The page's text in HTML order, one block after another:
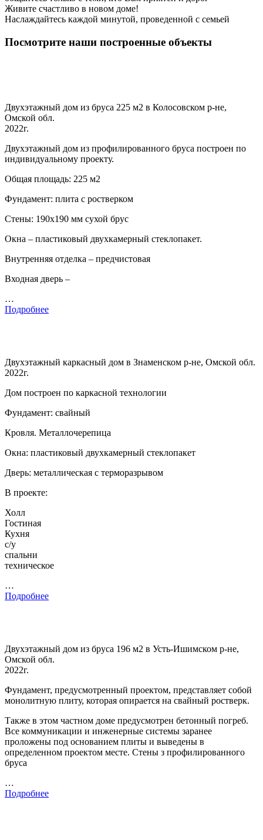
Живите счастливо в новом доме!
Наслаждайтесь каждой минутой, проведенной с семьей
Посмотрите наши построенные объекты
Двухэтажный дом из бруса 225 м2 в Колосовском р-не,
Омской обл.
2022г.
Двухэтажный дом из профилированного бруса построен по
индивидуальному проекту.
Общая площадь: 225 м2
Фундамент: плита с ростверком
Стены: 190х190 мм сухой брус
Окна – пластиковый двухкамерный стеклопакет.
Внутренняя отделка – предчистовая
Входная дверь –
…
Подробнее
Двухэтажный каркасный дом в Знаменском р-не, Омской обл.
2022г.
Дом построен по каркасной технологии
Фундамент: свайный
Кровля. Металлочерепица
Окна: пластиковый двухкамерный стеклопакет
Дверь: металлическая с терморазрывом
В проекте:
Холл
Гостиная
Кухня
с/у
спальни
техническое
…
Подробнее
Двухэтажный дом из бруса 196 м2 в Усть-Ишимском р-не,
Омской обл.
2022г.
Фундамент, предусмотренный проектом, представляет собой
монолитную плиту, которая опирается на свайный ростверк.
Также в этом частном доме предусмотрен бетонный погреб.
Все коммуникации и инженерные системы заранее
проложены под основанием плиты и выведены в
определенном проектом месте. Стены з профилированного
бруса
…
Подробнее